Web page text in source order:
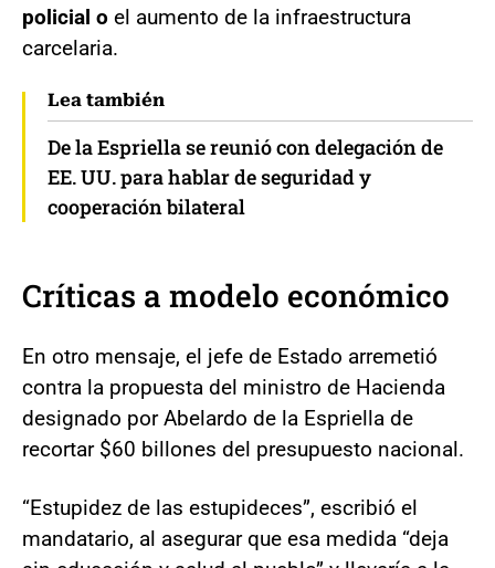
policial o el aumento de la infraestructura
carcelaria.
Lea también
De la Espriella se reunió con delegación de
EE. UU. para hablar de seguridad y
cooperación bilateral
Críticas a modelo económico
En otro mensaje, el jefe de Estado arremetió
contra la propuesta del ministro de Hacienda
designado por Abelardo de la Espriella de
recortar $60 billones del presupuesto nacional.
“Estupidez de las estupideces”, escribió el
mandatario, al asegurar que esa medida “deja